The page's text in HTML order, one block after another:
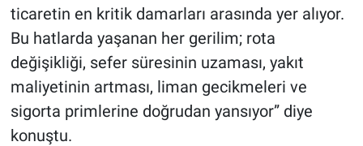
ticaretin en kritik damarları arasında yer alıyor.
Bu hatlarda yaşanan her gerilim; rota
değişikliği, sefer süresinin uzaması, yakıt
maliyetinin artması, liman gecikmeleri ve
sigorta primlerine doğrudan yansıyor” diye
konuştu.